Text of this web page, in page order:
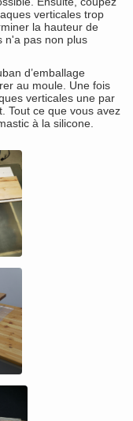
verticales trop
la hauteur de
n'a pas non plus
d’emballage
au moule. Une fois
verticales une par
Tout ce que vous avez
à la silicone.